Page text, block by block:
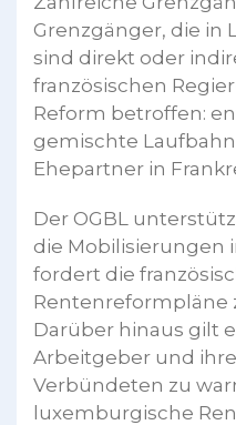
Grenzgänger, die in
sind direkt oder
französischen
Reform betroffen:
gemischte
Ehepartner in
Der OGBL
die Mobilisierungen
fordert die
Rentenreformpläne
Darüber hinaus gilt
Arbeitgeber und
Verbündeten zu
luxemburgische